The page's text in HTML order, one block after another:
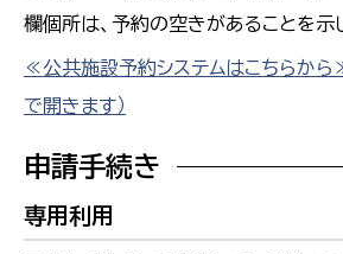
欄個所は、予約の空きがあることを示
≪公共施設予約システムはこちらから
で開きます）
申請手続き
専用利用